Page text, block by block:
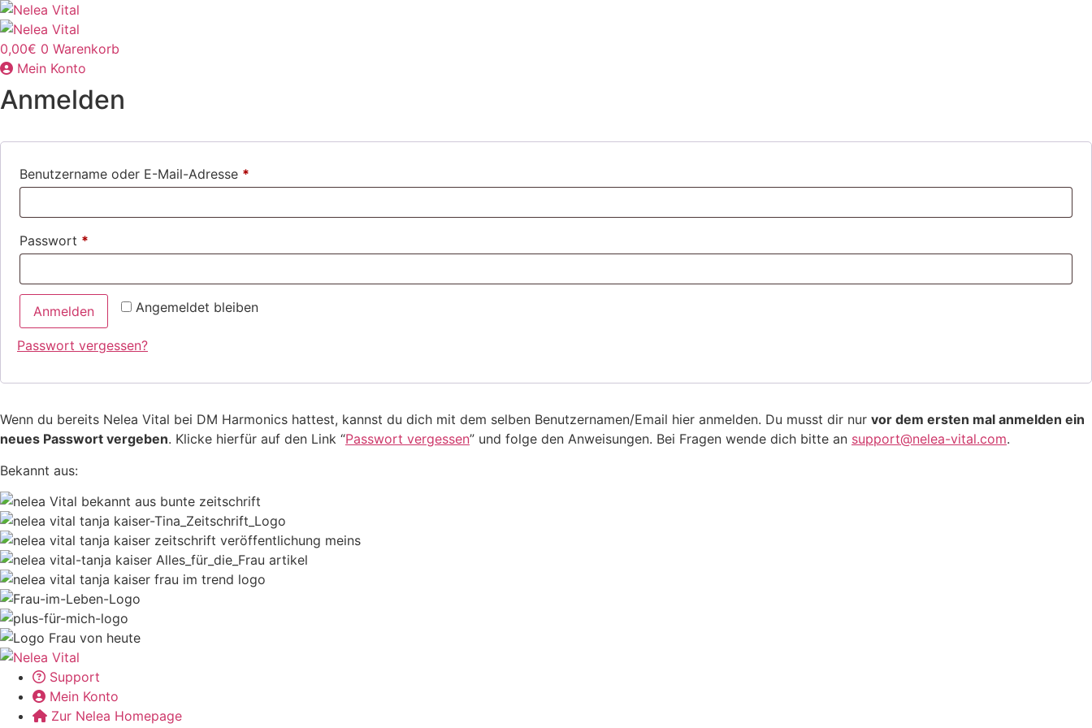
Zum
Inhalt
springen
0,00€ 0 Warenkorb
Mein Konto
Anmelden
Benutzername oder E-Mail-Adresse *
Passwort *
Angemeldet bleiben
Anmelden
Passwort vergessen?
Wenn du bereits Nelea Vital bei DM Harmonics hattest, kannst du dich mit dem selben Benutzernamen/Email hier anmelden. Du musst dir nur vor dem ersten mal anmelden ein
neues Passwort vergeben. Klicke hierfür auf den Link “Passwort vergessen” und folge den Anweisungen. Bei Fragen wende dich bitte an support@nelea-vital.com.
Bekannt aus:
Support
Mein Konto
Zur Nelea Homepage